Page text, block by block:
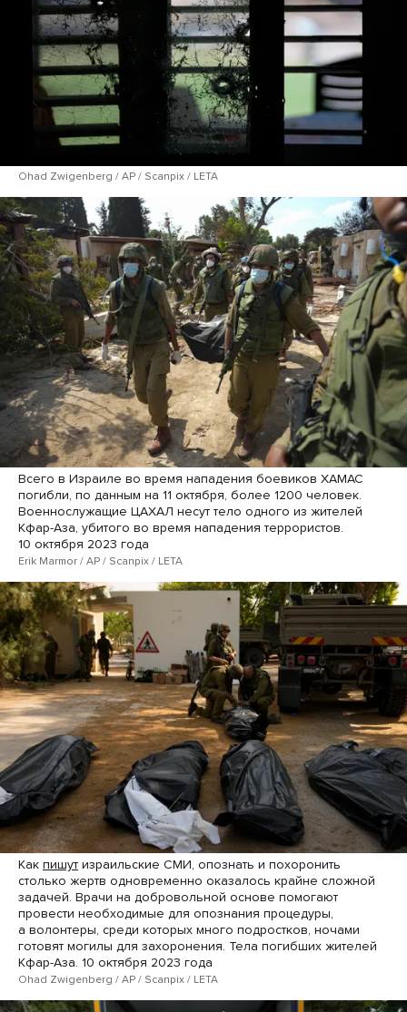
Ohad Zwigenberg / AP / Scanpix / LETA
Всего в Израиле во время нападения боевиков ХАМАС
погибли, по данным на 11 октября, более 1200 человек.
Военнослужащие ЦАХАЛ несут тело одного из жителей
Кфар-Аза, убитого во время нападения террористов.
10 октября 2023 года
Erik Marmor / AP / Scanpix / LETA
Как пишут израильские СМИ, опознать и похоронить
столько жертв одновременно оказалось крайне сложной
задачей. Врачи на добровольной основе помогают
провести необходимые для опознания процедуры,
а волонтеры, среди которых много подростков, ночами
готовят могилы для захоронения. Тела погибших жителей
Кфар-Аза. 10 октября 2023 года
Ohad Zwigenberg / AP / Scanpix / LETA